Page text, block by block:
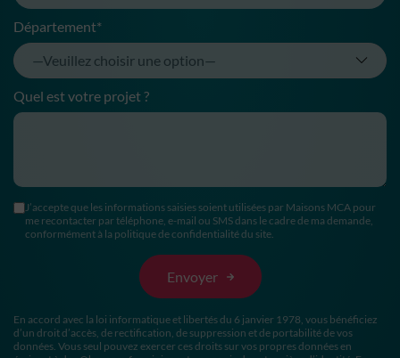
Département*
Quel est votre projet ?
J’accepte que les informations saisies soient utilisées par Maisons MCA pour
me recontacter par téléphone, e-mail ou SMS dans le cadre de ma demande,
conformément à la politique de confidentialité du site.
En accord avec la loi informatique et libertés du 6 janvier 1978, vous bénéficiez
d’un droit d’accès, de rectification, de suppression et de portabilité de vos
données. Vous seul pouvez exercer ces droits sur vos propres données en